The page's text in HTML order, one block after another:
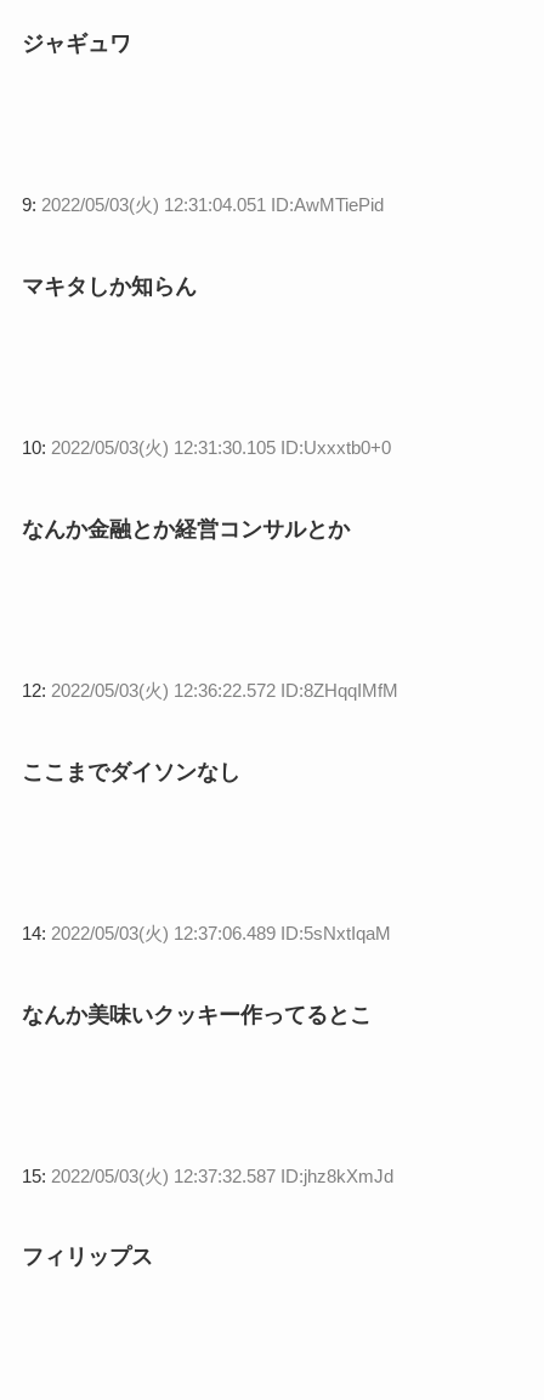
ジャギュワ
9: 2022/05/03(火) 12:31:04.051 ID:AwMTiePid
マキタしか知らん
10: 2022/05/03(火) 12:31:30.105 ID:Uxxxtb0+0
なんか金融とか経営コンサルとか
12: 2022/05/03(火) 12:36:22.572 ID:8ZHqqIMfM
ここまでダイソンなし
14: 2022/05/03(火) 12:37:06.489 ID:5sNxtIqaM
なんか美味いクッキー作ってるとこ
15: 2022/05/03(火) 12:37:32.587 ID:jhz8kXmJd
フィリップス